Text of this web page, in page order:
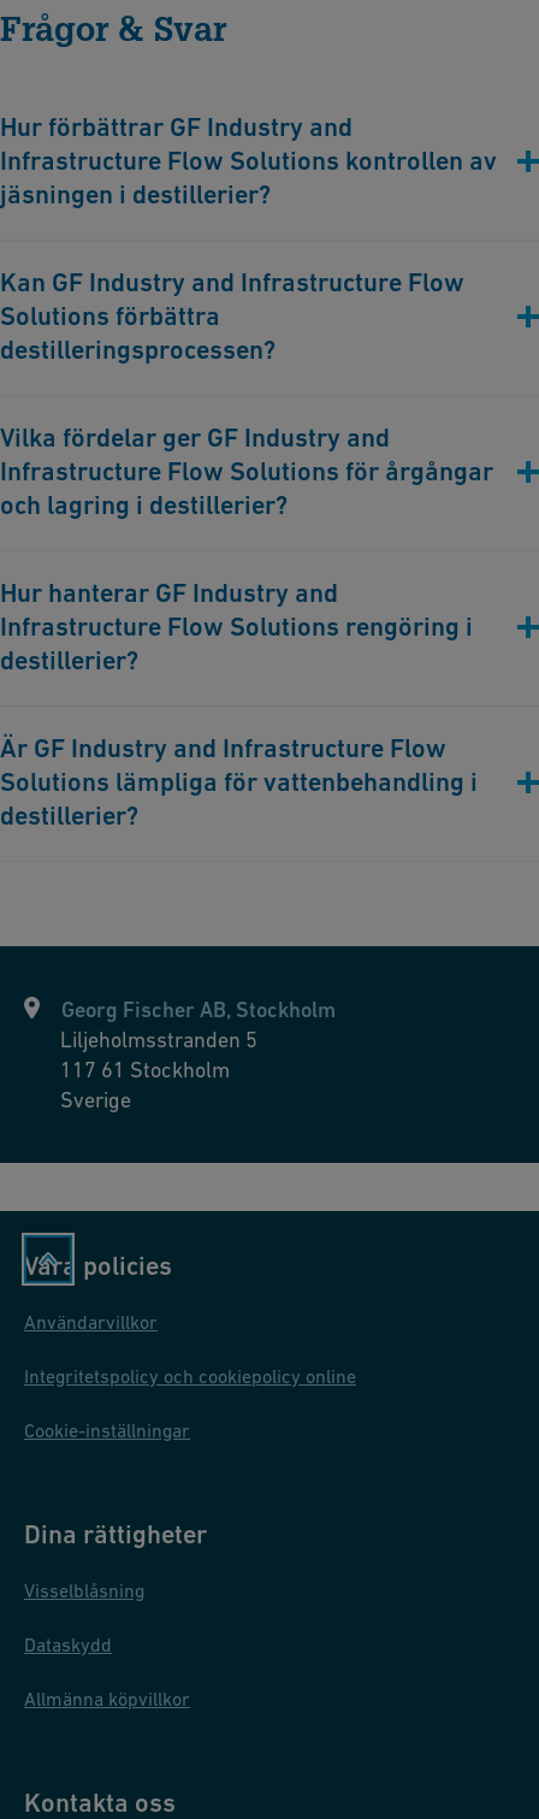
Frågor & Svar
Hur förbättrar GF Industry and
Infrastructure Flow Solutions kontrollen av
jäsningen i destillerier?
avancerade rörlösningar som ger exakta temperaturer och
miljöförhållanden, vilket ger optimal jäsning och alkohol av hög
kvalitet.
Kan GF Industry and Infrastructure Flow
Solutions förbättra
destilleringsprocessen?
kylningslösningar under desilleringen, vilket säkerställer
önskad renhet och kvalitet.
Vilka fördelar ger GF Industry and
Infrastructure Flow Solutions för årgångar
och lagring i destillerier?
fuktnivåer, vilket förbättrar åldringsprocessen och kvaliteten på
spriten.
Hur hanterar GF Industry and
Infrastructure Flow Solutions rengöring i
destillerier?
noggranna rengöringsprocesser, vilket förebygger föroreningar
och säkerställer strikta hygienstandarder.
Är GF Industry and Infrastructure Flow
Solutions lämpliga för vattenbehandling i
destillerier?
Georg Fischer AB, Stockholm
Liljeholmsstranden 5
117 61 Stockholm
Sverige
Våra policies
Användarvillkor
Integritetspolicy och cookiepolicy online
Cookie-inställningar
Dina rättigheter
Visselblåsning
Dataskydd
Allmänna köpvillkor
Kontakta oss